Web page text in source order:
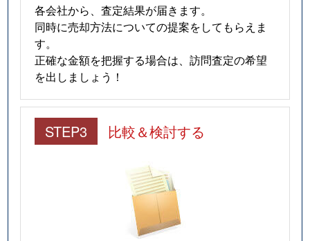
各会社から、査定結果が届きます。
同時に売却方法についての提案をしてもらえま
す。
正確な金額を把握する場合は、訪問査定の希望
を出しましょう！
STEP3 比較＆検討する